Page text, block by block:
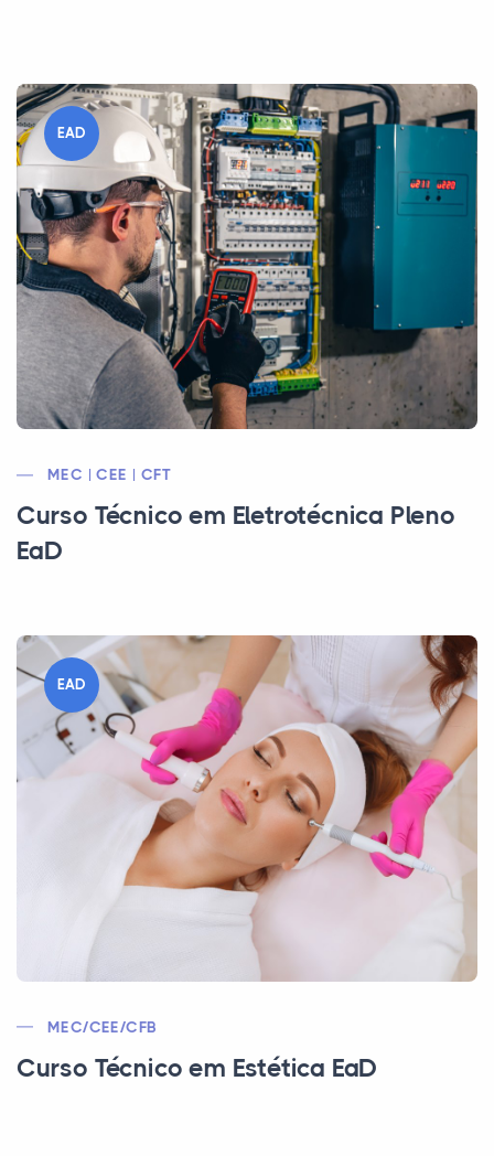
EAD
MEC | CEE | CFT
Curso Técnico em Eletrotécnica Pleno
EaD
EAD
MEC/CEE/CFB
Curso Técnico em Estética EaD